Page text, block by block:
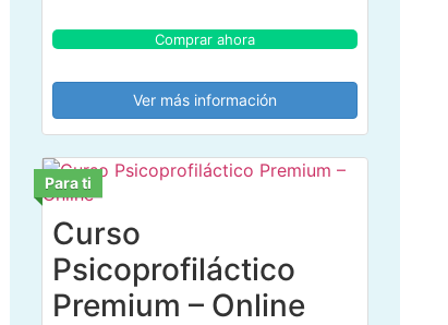
Comprar ahora
Ver más información
Para ti
Curso
Psicoprofiláctico
Premium – Online